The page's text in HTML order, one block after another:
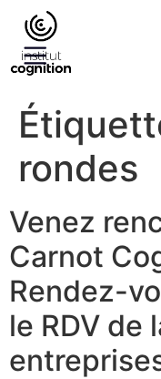
rondes
Venez
Carnot
Rendez-
le RDV de